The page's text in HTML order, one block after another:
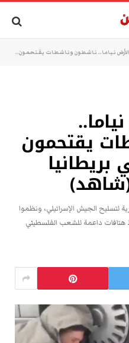
ناشطون وناشطات يقتحمون مصنع أسلحة في بريطانيا تضامنا مع غزة (شاهد)
يقتحمون
لتسليح الجيش الإسرائيلي، ونظموا
هتافات داعمة للشعب الفلسطيني